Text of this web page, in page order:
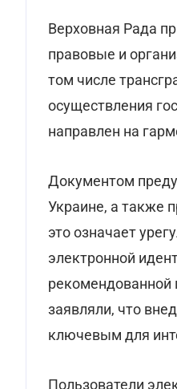
Верховная Рада
правовые и
том числе
осуществления
направлен на
Документом
Украине, а также
это означает
электронной
рекомендованной
заявляли, что
ключевым для
Пользователи